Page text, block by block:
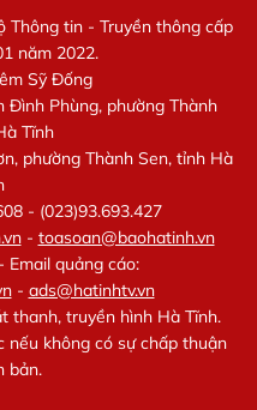
Thông tin - Truyền thông cấp
năm 2022.
Sỹ Đống
Đình Phùng, phường Thành
Tĩnh
phường Thành Sen, tỉnh Hà
- (023)93.693.427
- toasoan@baohatinh.vn
Email quảng cáo:
- ads@hatinhtv.vn
thanh, truyền hình Hà Tĩnh.
nếu không có sự chấp thuận
bản.